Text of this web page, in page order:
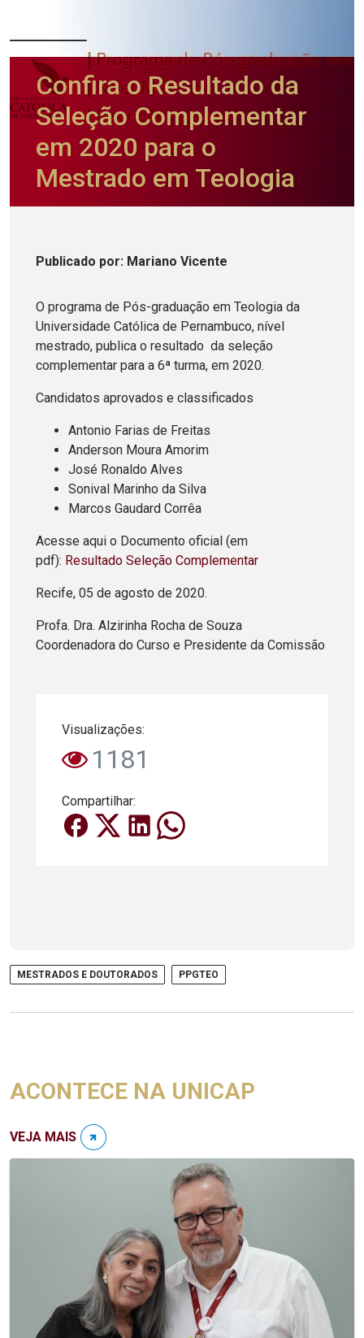
Confira o Resultado da
Seleção Complementar
em 2020 para o
Mestrado em Teologia
Publicado por: Mariano Vicente
O programa de Pós-graduação em Teologia da
Universidade Católica de Pernambuco, nível
mestrado, publica o resultado da seleção
complementar para a 6ª turma, em 2020.
Candidatos aprovados e classificados
Antonio Farias de Freitas
Anderson Moura Amorim
José Ronaldo Alves
Sonival Marinho da Silva
Marcos Gaudard Corrêa
Acesse aqui o Documento oficial (em
pdf): Resultado Seleção Complementar
Recife, 05 de agosto de 2020.
Profa. Dra. Alzirinha Rocha de Souza
Coordenadora do Curso e Presidente da Comissão
Visualizações:
1181
Compartilhar:
MESTRADOS E DOUTORADOS PPGTEO
ACONTECE NA UNICAP
VEJA MAIS